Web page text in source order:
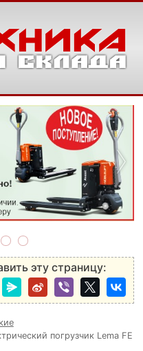
›
эту страницу:
погрузчик Lema FE